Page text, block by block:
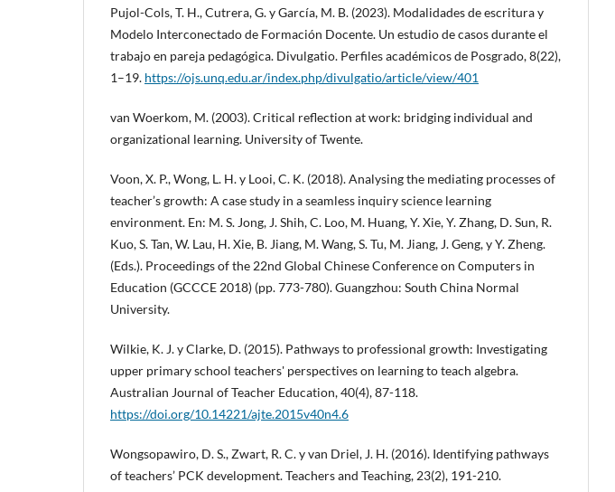
Pujol-Cols, T. H., Cutrera, G. y García, M. B. (2023). Modalidades de escritura y
Modelo Interconectado de Formación Docente. Un estudio de casos durante el
trabajo en pareja pedagógica. Divulgatio. Perfiles académicos de Posgrado, 8(22),
1–19. https://ojs.unq.edu.ar/index.php/divulgatio/article/view/401
van Woerkom, M. (2003). Critical reflection at work: bridging individual and
organizational learning. University of Twente.
Voon, X. P., Wong, L. H. y Looi, C. K. (2018). Analysing the mediating processes of
teacher’s growth: A case study in a seamless inquiry science learning
environment. En: M. S. Jong, J. Shih, C. Loo, M. Huang, Y. Xie, Y. Zhang, D. Sun, R.
Kuo, S. Tan, W. Lau, H. Xie, B. Jiang, M. Wang, S. Tu, M. Jiang, J. Geng, y Y. Zheng.
(Eds.). Proceedings of the 22nd Global Chinese Conference on Computers in
Education (GCCCE 2018) (pp. 773-780). Guangzhou: South China Normal
University.
Wilkie, K. J. y Clarke, D. (2015). Pathways to professional growth: Investigating
upper primary school teachers' perspectives on learning to teach algebra.
Australian Journal of Teacher Education, 40(4), 87-118.
https://doi.org/10.14221/ajte.2015v40n4.6
Wongsopawiro, D. S., Zwart, R. C. y van Driel, J. H. (2016). Identifying pathways
of teachers’ PCK development. Teachers and Teaching, 23(2), 191-210.